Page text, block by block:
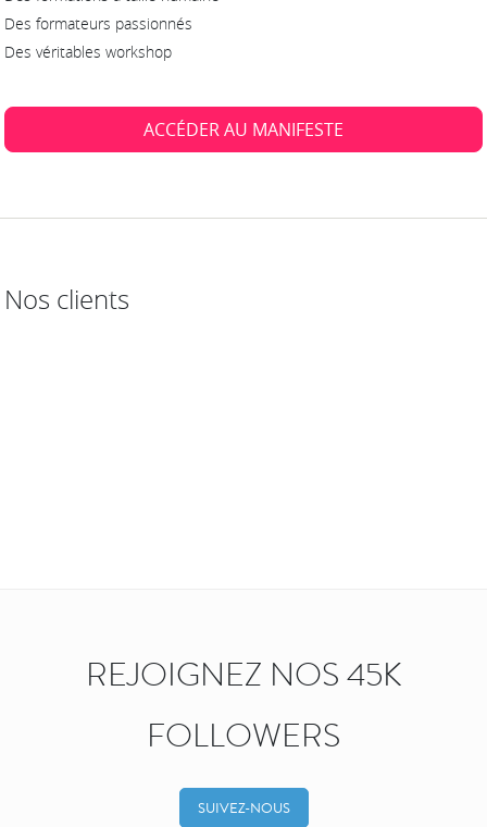
Des formateurs passionnés
Des véritables workshop
ACCÉDER AU MANIFESTE
Nos clients
REJOIGNEZ NOS 45K
FOLLOWERS
SUIVEZ-NOUS